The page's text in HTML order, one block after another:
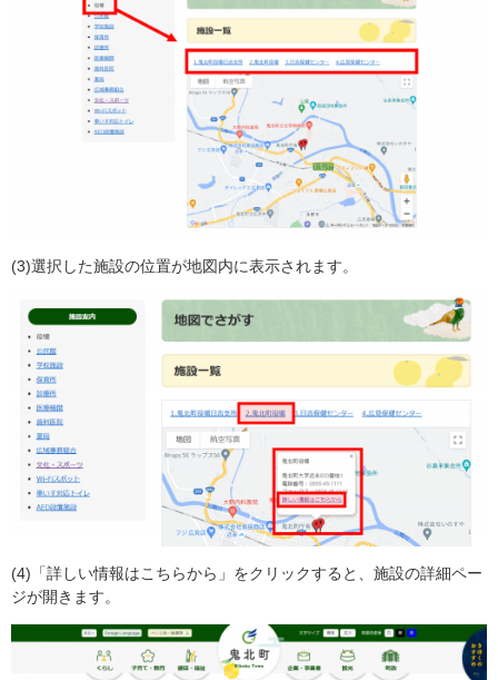
(3)選択した施設の位置が地図内に表示されます。
(4)「詳しい情報はこちらから」をクリックすると、施設の詳細ペー
ジが開きます。